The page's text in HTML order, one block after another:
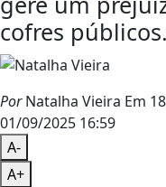
cofres públicos.
PorNatalha Vieira Em
01/09/2025 16:59
A-
A+